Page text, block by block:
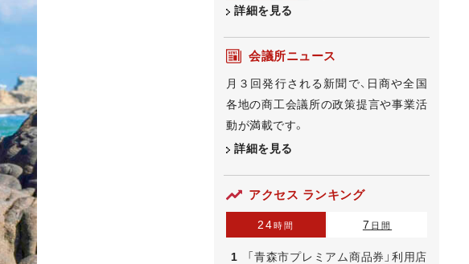
詳細を見る
会議所ニュース
月３回発行される新聞で、日商や全国
各地の商工会議所の政策提言や事業活
動が満載です。
詳細を見る
アクセス ランキング
24時間 7 日間
「青森市プレミアム商品券」利用店